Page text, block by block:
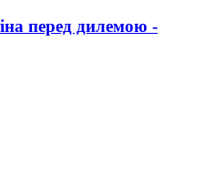
перед дилемою -